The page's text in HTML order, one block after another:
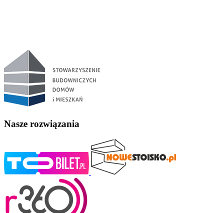
Nasze rozwiązania